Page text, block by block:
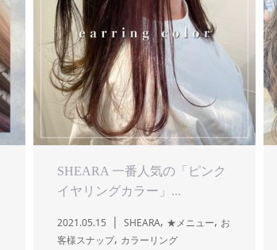
SHEARA 一番人気の「ピンク
イヤリングカラー」...
2021.05.15 SHEARA, ★メニュー, お
客様スナップ, カラーリング